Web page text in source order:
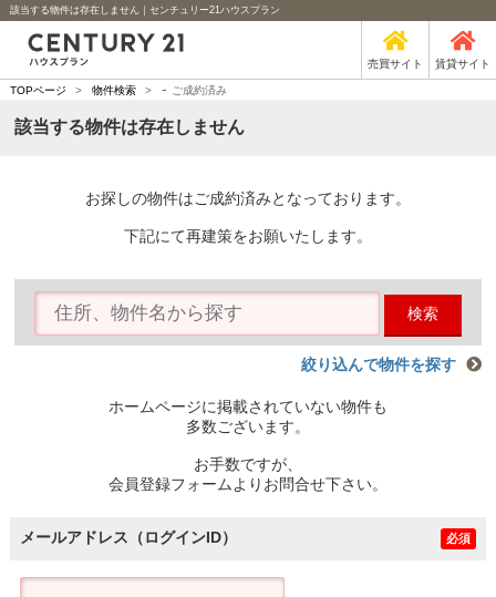
該当する物件は存在しません｜センチュリー21ハウスプラン
売買サイト 賃貸サイト
TOPページ > 物件検索 > - ご成約済み
該当する物件は存在しません
お探しの物件はご成約済みとなっております。
下記にて再建策をお願いたします。
検索
絞り込んで物件を探す
ホームページに掲載されていない物件も
多数ございます。
お手数ですが、
会員登録フォームよりお問合せ下さい。
メールアドレス（ログインID） 必須